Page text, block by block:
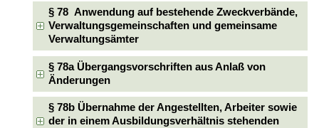
§ 78 Anwendung auf bestehende Zweckverbände,
Verwaltungsgemeinschaften und gemeinsame
Verwaltungsämter
§ 78a Übergangsvorschriften aus Anlaß von
Änderungen
§ 78b Übernahme der Angestellten, Arbeiter sowie
der in einem Ausbildungsverhältnis stehenden